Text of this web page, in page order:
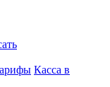
Касса в